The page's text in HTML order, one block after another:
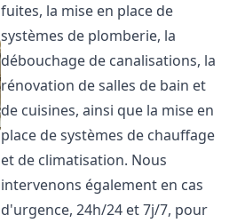
fuites, la mise en place de
systèmes de plomberie, la
débouchage de canalisations, la
rénovation de salles de bain et
de cuisines, ainsi que la mise en
place de systèmes de chauffage
et de climatisation. Nous
intervenons également en cas
d'urgence, 24h/24 et 7j/7, pour